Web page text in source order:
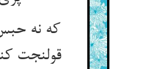
که نه
قولنجت